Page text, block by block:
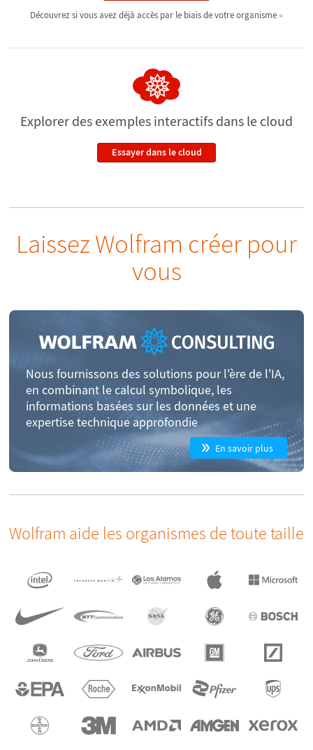
Découvrez si vous avez déjà accès par le biais de votre organisme
Explorer des exemples interactifs dans le cloud
Essayer dans le cloud
Laissez Wolfram créer pour
vous
Nous fournissons des solutions pour l'ère de l'IA,
en combinant le calcul symbolique, les
informations basées sur les données et une
expertise technique approfondie
En savoir plus
Wolfram aide les organismes de toute taille